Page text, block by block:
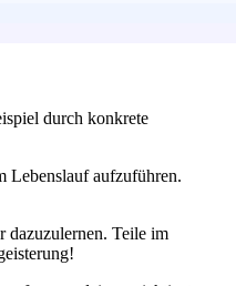
durch konkrete
Lebenslauf aufzuführen.
dazuzulernen. Teile im